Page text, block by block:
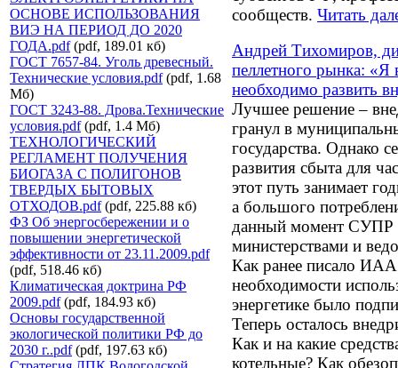
ОСНОВЕ ИСПОЛЬЗОВАНИЯ
ВИЭ НА ПЕРИОД ДО 2020
ГОДА.pdf(pdf, 189.01 кб)
ГОСТ 7657-84. Уголь древесный.
Технические условия.pdf(pdf, 1.68
Мб)
ГОСТ 3243-88. Дрова.Технические
условия.pdf(pdf, 1.4 Мб)
ТЕХНОЛОГИЧЕСКИЙ
РЕГЛАМЕНТ ПОЛУЧЕНИЯ
БИОГАЗА С ПОЛИГОНОВ
ТВЕРДЫХ БЫТОВЫХ
ОТХОДОВ.pdf(pdf, 225.88 кб)
ФЗ Об энергосбережении и о
повышении энергетической
эффективности от 23.11.2009.pdf
(pdf, 518.46 кб)
Климатическая доктрина РФ
2009.pdf(pdf, 184.93 кб)
Основы государственной
экологической политики РФ до
2030 г..pdf(pdf, 197.63 кб)
сообществ. Читать
Андрей Тихомиров,
пеллетного рынка: «Я
необходимо развить
Лучшее решение –
гранул в
государства. Однако
развития сбыта для
этот путь занимает
а большого
данный момент СУПР
министерствами и
Как ранее писало
необходимости
энергетике было
Теперь осталось
Как и на какие
котельные? Как